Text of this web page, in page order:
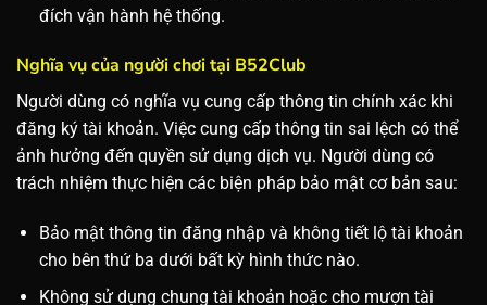
đích vận hành hệ thống.
Nghĩa vụ của người chơi tại B52Club
Người dùng có nghĩa vụ cung cấp thông tin chính xác khi
đăng ký tài khoản. Việc cung cấp thông tin sai lệch có thể
ảnh hưởng đến quyền sử dụng dịch vụ. Người dùng có
trách nhiệm thực hiện các biện pháp bảo mật cơ bản sau:
Bảo mật thông tin đăng nhập và không tiết lộ tài khoản
cho bên thứ ba dưới bất kỳ hình thức nào.
Không sử dụng chung tài khoản hoặc cho mượn tài